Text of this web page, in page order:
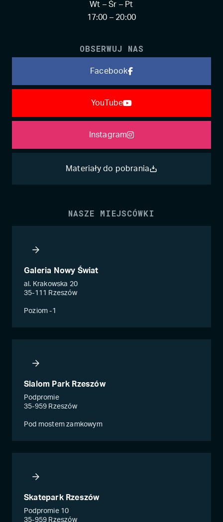
Wt – Śr – Pt
17:00 – 20:00
OBSERWUJ NAS
Facebook
YouTube
Instagram
Materiały do pobrania
NASZE MIEJSCÓWKI
Galeria Nowy Świat
al. Krakowska 20
35-111 Rzeszów
Poziom -1
Slalom Park Rzeszów
Podpromie
35-959 Rzeszów
Pod mostem zamkowym
Skatepark Rzeszów
Podpromie 10
35-959 Rzeszów